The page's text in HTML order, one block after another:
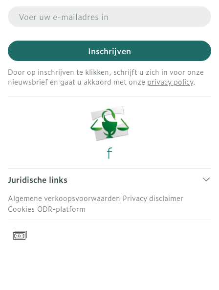
Inschrijven
Door op inschrijven te klikken, schrijft u zich in voor onze
nieuwsbrief en gaat u akkoord met onze privacy policy.
Juridische links
Algemene verkoopsvoorwaarden Privacy disclaimer
Cookies ODR-platform